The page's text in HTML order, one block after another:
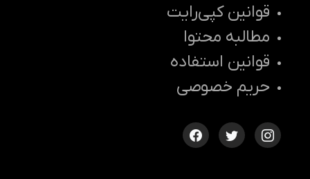
قوانین کپی‌رایت
مطالبه محتوا
قوانین استفاده
حریم خصوصی